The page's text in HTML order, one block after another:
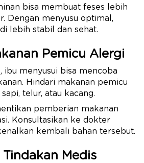
bisa membuat feses lebih
Dengan menyusu optimal,
lebih stabil dan sehat.
Pemicu Alergi
ibu menyusui bisa mencoba
Hindari makanan pemicu
telur, atau kacang.
pemberian makanan
Konsultasikan ke dokter
kembali bahan tersebut.
Medis